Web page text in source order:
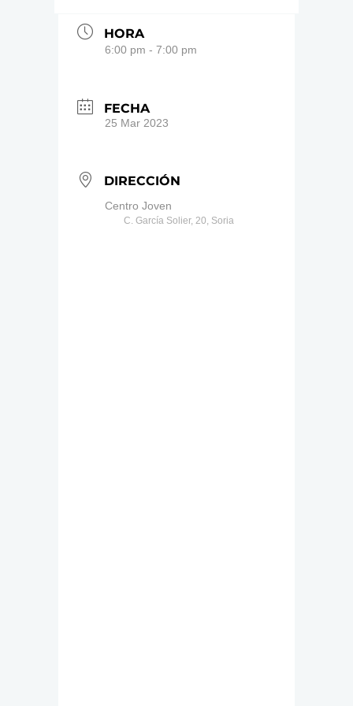
HORA
6:00 pm - 7:00 pm
FECHA
25 Mar 2023
DIRECCIÓN
Centro Joven
C. García Solier, 20, Soria